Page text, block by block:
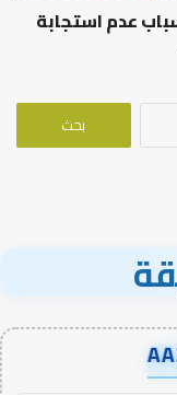
عدم استجابة
البحث